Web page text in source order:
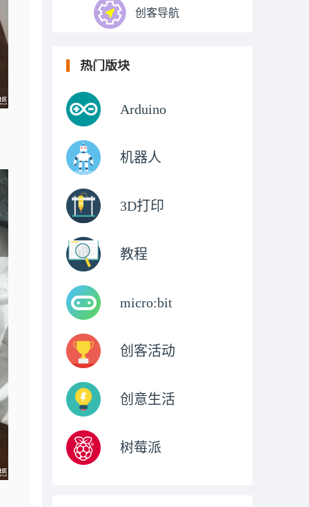
创客导航
热门版块
Arduino
机器人
3D打印
教程
micro:bit
创客活动
创意生活
树莓派